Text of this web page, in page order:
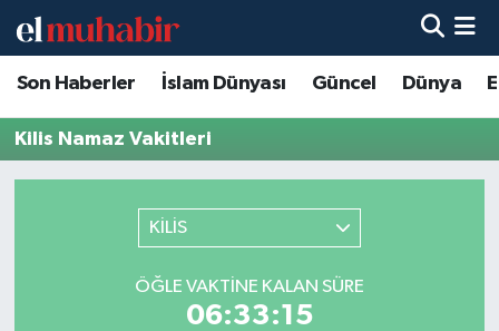
Son Haberler İslam Dünyası Güncel Dünya
Kilis Namaz Vakitleri
KİLİS
ÖĞLE VAKTINE KALAN SÜRE
06:33:15
Hava Durumu
Trafik Durumu
Son Dakika Haberleri